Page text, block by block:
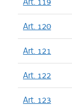
Art. 120
Art. 121
Art. 122
Art. 123